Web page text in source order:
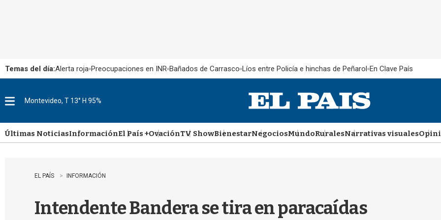
Temas del día:Alerta roja Preocupaciones en INR Bañados de Carrasco Líos entre Policía e hinchas de Peñarol En Clave País
u
Montevideo, T 13° H 95%
Últimas NoticiasInformaciónEl País +OvaciónTV ShowBienestarNegociosMundoRuralesNarrativas visuales
EL PAÍS INFORMACIÓN
Intendente Bandera se tira en paracaídas